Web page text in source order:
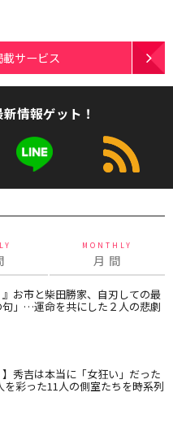
サービス
情報ゲット！
MONTHLY
月 間
』お市と柴田勝家、自刃しての最
」…運命を共にした２人の悲劇
】秀吉は本当に「女狂い」だった
を彩った11人の側室たちを時系列